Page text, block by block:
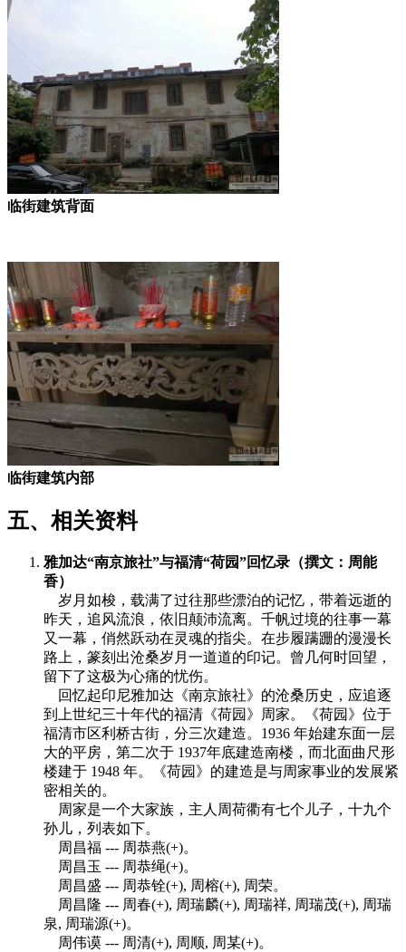
临街建筑背面
临街建筑内部
五、相关资料
雅加达“南京旅社”与福清“荷园”回忆录（撰文：周能
香）
岁月如梭，载满了过往那些漂泊的记忆，带着远逝的
昨天，追风流浪，依旧颠沛流离。千帆过境的往事一幕
又一幕，俏然跃动在灵魂的指尖。在步履蹒跚的漫漫长
路上，篆刻出沧桑岁月一道道的印记。曾几何时回望，
留下了这极为心痛的忧伤。
回忆起印尼雅加达《南京旅社》的沧桑历史，应追逐
到上世纪三十年代的福清《荷园》周家。《荷园》位于
福清市区利桥古街，分三次建造。1936 年始建东面一层
大的平房，第二次于 1937年底建造南楼，而北面曲尺形
楼建于 1948 年。《荷园》的建造是与周家事业的发展紧
密相关的。
周家是一个大家族，主人周荷衢有七个儿子，十九个
孙儿，列表如下。
周昌福 --- 周恭燕(+)。
周昌玉 --- 周恭绳(+)。
周昌盛 --- 周恭铨(+), 周榕(+), 周荣。
周昌隆 --- 周春(+), 周瑞麟(+), 周瑞祥, 周瑞茂(+), 周瑞
泉, 周瑞源(+)。
周伟谟 --- 周清(+), 周顺, 周某(+)。